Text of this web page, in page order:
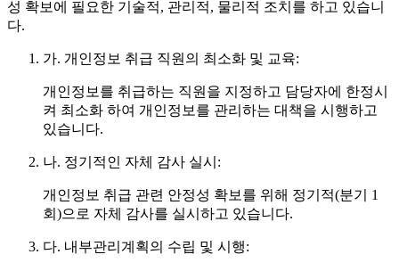
성 확보에 필요한 기술적, 관리적, 물리적 조치를 하고 있습니
다.
가. 개인정보 취급 직원의 최소화 및 교육:
개인정보를 취급하는 직원을 지정하고 담당자에 한정시
켜 최소화 하여 개인정보를 관리하는 대책을 시행하고
있습니다.
나. 정기적인 자체 감사 실시:
개인정보 취급 관련 안정성 확보를 위해 정기적(분기 1
회)으로 자체 감사를 실시하고 있습니다.
다. 내부관리계획의 수립 및 시행: